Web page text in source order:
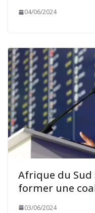
04/06/2024
Afrique du Sud
former une
03/06/2024